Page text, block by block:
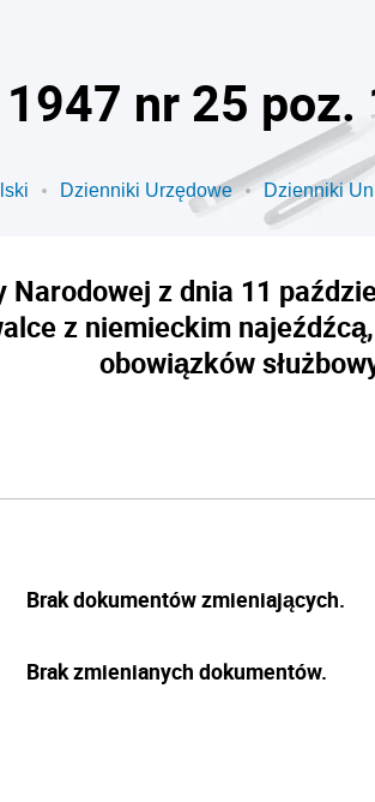
nr 25 poz.
Dzienniki Urzędowe Dzienniki
Narodowej z dnia 11
z niemieckim
obowiązków
Brak dokumentów zmieniających.
Brak zmienianych dokumentów.